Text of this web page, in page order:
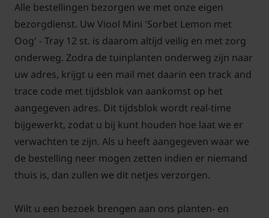
Alle bestellingen bezorgen we met onze eigen
bezorgdienst. Uw Viool Mini 'Sorbet Lemon met
Oog' - Tray 12 st. is daarom altijd veilig en met zorg
onderweg. Zodra de tuinplanten onderweg zijn naar
uw adres, krijgt u een mail met daarin een track and
trace code met tijdsblok van aankomst op het
aangegeven adres. Dit tijdsblok wordt real-time
bijgewerkt, zodat u bij kunt houden hoe laat we er
verwachten te zijn. Als u heeft aangegeven waar we
de bestelling neer mogen zetten indien er niemand
thuis is, dan zullen we dit netjes verzorgen.
Wilt u een bezoek brengen aan ons planten- en